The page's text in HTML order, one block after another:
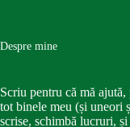
Despre mine
Scriu pentru că mă
tot binele meu (și uneori
scrise, schimbă lucruri,